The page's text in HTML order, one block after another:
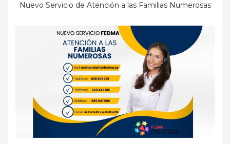
Nuevo Servicio de Atención a las Familias Numerosas